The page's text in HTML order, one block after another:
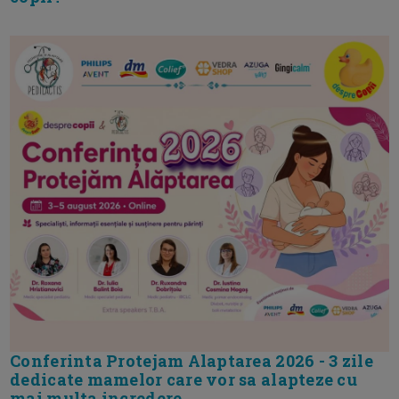
Conferinta Protejam Alaptarea 2026 - 3 zile
dedicate mamelor care vor sa alapteze cu